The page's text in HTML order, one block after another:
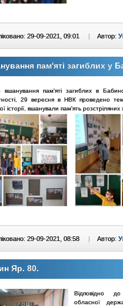
29-09-2021, 09:01 | Автор:
пам'яті загиблих у
пам'яті загиблих в
29 вересня в НВК проведено
історії, вшанували пам'ять
29-09-2021, 08:58 | Автор:
Яр. 80.
Відповідно
обласної